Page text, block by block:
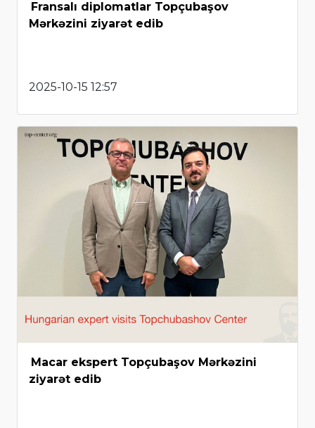
Fransalı diplomatlar Topçubaşov
Mərkəzini ziyarət edib
2025-10-15 12:57
Macar ekspert Topçubaşov Mərkəzini
ziyarət edib